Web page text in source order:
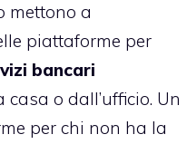
mettono a
piattaforme per
bancari
o dall’ufficio. Un
per chi non ha la